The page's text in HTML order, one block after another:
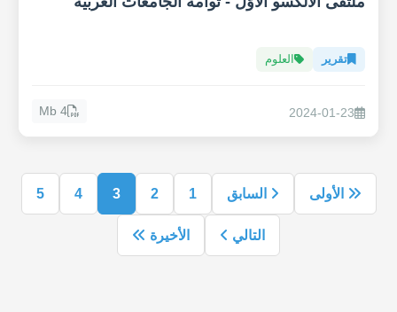
تقرير العلوم
2024-01-23
4 Mb
الأولى السابق 1
2
3
4
5
التالي الأخيرة